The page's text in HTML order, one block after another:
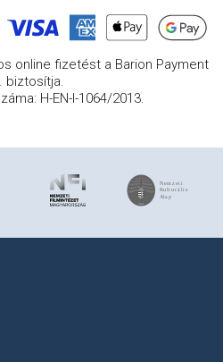
online fizetést a Barion Payment
biztosítja.
H-EN-I-1064/2013.